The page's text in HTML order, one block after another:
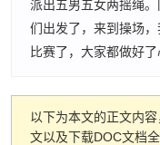
派出五男五女两摇绳
们出发了，来到操场
比赛了，大家都做好了
以下为本文的正文内
文以及下载DOC文档全